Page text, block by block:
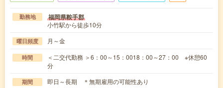
勤務地 福岡県鞍手郡
小竹駅から徒歩10分
曜日頻度 月～金
時間
＜二交代勤務 ＞6：00～15：0018：00～27：00 ※休憩60
分
期間 即日～長期 ＊無期雇用の可能性あり